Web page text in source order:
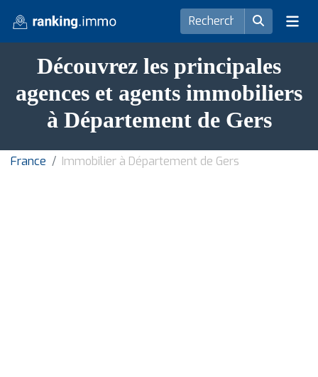
Découvrez les principales
agences et agents immobiliers
à Département de Gers
France Immobilier à Département de Gers